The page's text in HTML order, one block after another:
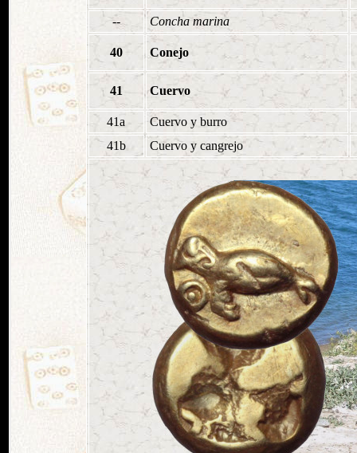
-- Concha marina
40 Conejo
41 Cuervo
41a
Cuervo y burro
41b
Cuervo y cangrejo